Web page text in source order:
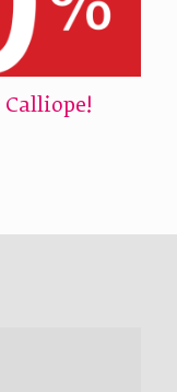
Calliope!